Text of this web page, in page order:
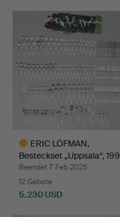
ERIC LÖFMAN,
Besteckset „Uppsala“, 199
Stü…
Beendet 7. Feb 2025
12 Gebote
5.230 USD